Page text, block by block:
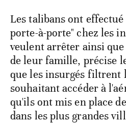
Les talibans ont
porte-à-porte" chez les
veulent arrêter ainsi
de leur famille, précise
que les insurgés filtrent
souhaitant accéder à
qu'ils ont mis en place
dans les plus grandes